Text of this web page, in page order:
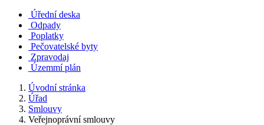
Úřední deska
Odpady
Poplatky
Pečovatelské byty
Zpravodaj
Územmí plán
Úvodní stránka
Úřad
Smlouvy
Veřejnoprávní smlouvy